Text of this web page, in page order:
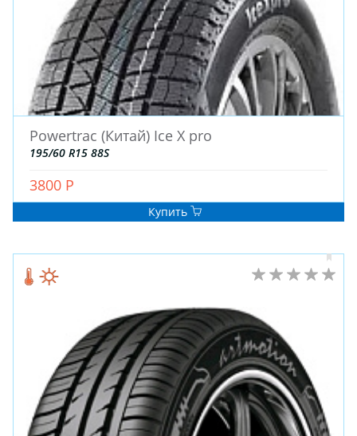
Powertrac (Китай) Ice X pro
195/60 R15 88S
3800 Р
Купить